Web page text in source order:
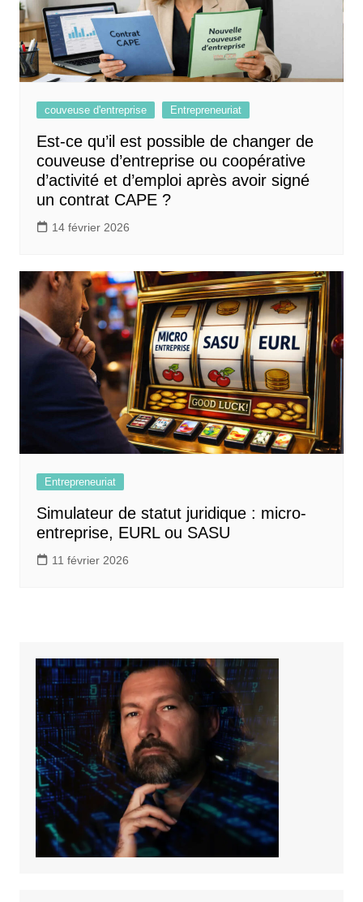
couveuse d'entreprise Entrepreneuriat
Est-ce qu’il est possible de changer de
couveuse d’entreprise ou coopérative
d’activité et d’emploi après avoir signé
un contrat CAPE ?
14 février 2026
Entrepreneuriat
Simulateur de statut juridique : micro-
entreprise, EURL ou SASU
11 février 2026